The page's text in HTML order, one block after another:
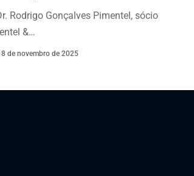
Rodrigo Gonçalves Pimentel, sócio
&…
de novembro de 2025